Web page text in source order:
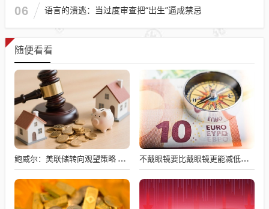
06 语言的溃逃：当过度审查把“出生”逼成禁忌
随便看看
鲍威尔：美联储转向观望策略 目前加息不是基本预期 不戴眼镜要比戴眼镜更能减低近视度数